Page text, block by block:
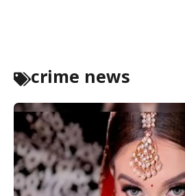
crime news